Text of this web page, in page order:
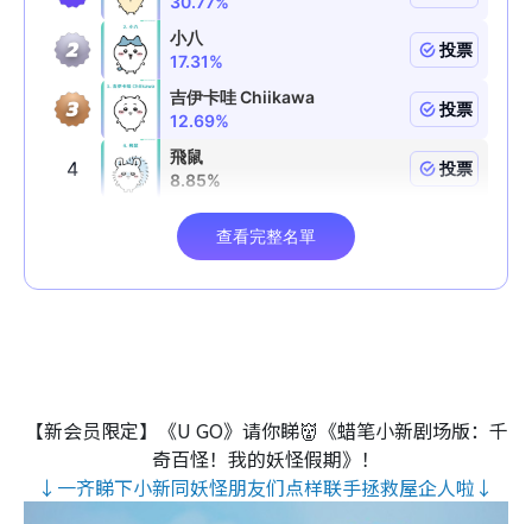
【新会员限定】《U GO》请你睇👹《蜡笔小新剧场版：千
奇百怪！我的妖怪假期》！
↓一齐睇下小新同妖怪朋友们点样联手拯救屋企人啦↓